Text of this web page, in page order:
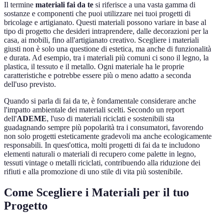
Il termine materiali fai da te si riferisce a una vasta gamma di
sostanze e componenti che puoi utilizzare nei tuoi progetti di
bricolage e artigianato. Questi materiali possono variare in base al
tipo di progetto che desideri intraprendere, dalle decorazioni per la
casa, ai mobili, fino all'artigianato creativo. Scegliere i materiali
giusti non è solo una questione di estetica, ma anche di funzionalità
e durata. Ad esempio, tra i materiali più comuni ci sono il legno, la
plastica, il tessuto e il metallo. Ogni materiale ha le proprie
caratteristiche e potrebbe essere più o meno adatto a seconda
dell'uso previsto.
Quando si parla di fai da te, è fondamentale considerare anche
l'impatto ambientale dei materiali scelti. Secondo un report
dell'ADEME, l'uso di materiali riciclati e sostenibili sta
guadagnando sempre più popolarità tra i consumatori, favorendo
non solo progetti esteticamente gradevoli ma anche ecologicamente
responsabili. In quest'ottica, molti progetti di fai da te includono
elementi naturali o materiali di recupero come palette in legno,
tessuti vintage o metalli riciclati, contribuendo alla riduzione dei
rifiuti e alla promozione di uno stile di vita più sostenibile.
Come Scegliere i Materiali per il tuo
Progetto